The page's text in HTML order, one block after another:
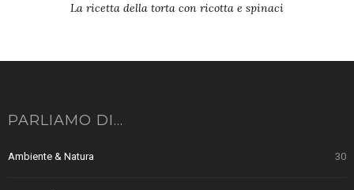
La ricetta della torta con ricotta e spinaci
PARLIAMO DI…
Ambiente & Natura 30